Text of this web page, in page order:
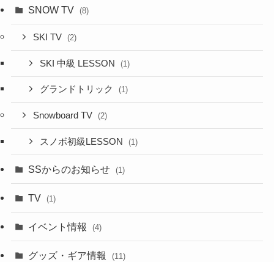
SNOW TV (8)
SKI TV (2)
SKI 中級 LESSON (1)
グランドトリック (1)
Snowboard TV (2)
スノボ初級LESSON (1)
SSからのお知らせ (1)
TV (1)
イベント情報 (4)
グッズ・ギア情報 (11)